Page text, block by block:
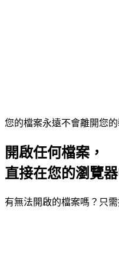
您的檔案永遠不會離開您
開啟任何檔案，
直接在您的瀏覽
有無法開啟的檔案嗎？只